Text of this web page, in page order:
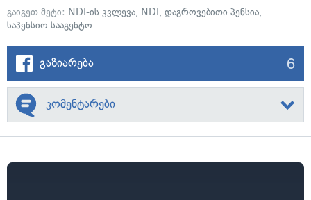
გაიგეთ მეტი: NDI-ის კვლევა, NDI, დაგროვებითი პენსია,
საპენსიო სააგენტო
გაზიარება 6
კომენტარები